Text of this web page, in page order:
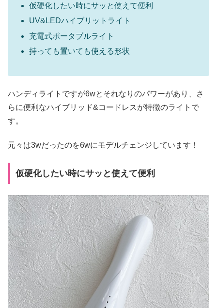
仮硬化したい時にサッと使えて便利
UV&LEDハイブリットライト
充電式ポータブルライト
持っても置いても使える形状
ハンディライトですが6wとそれなりのパワーがあり、さ
らに便利なハイブリッド&コードレスが特徴のライトで
す。
元々は3wだったのを6wにモデルチェンジしています！
仮硬化したい時にサッと使えて便利